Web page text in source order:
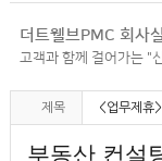
더트웰브PMC 회사
고객과 함께 걸어가는 "
제목 <업무제휴
부동산 컨설